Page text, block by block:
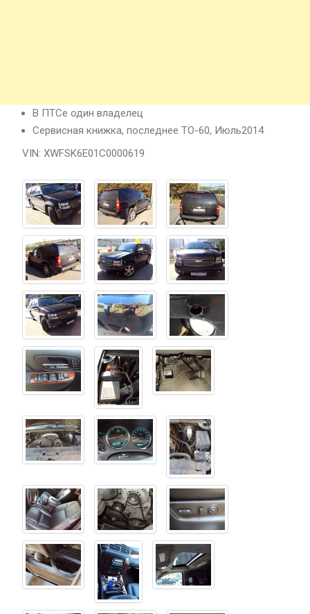
В ПТСе один владелец
Сервисная книжка, последнее ТО-60, Июль2014
VIN: XWFSK6E01C0000619